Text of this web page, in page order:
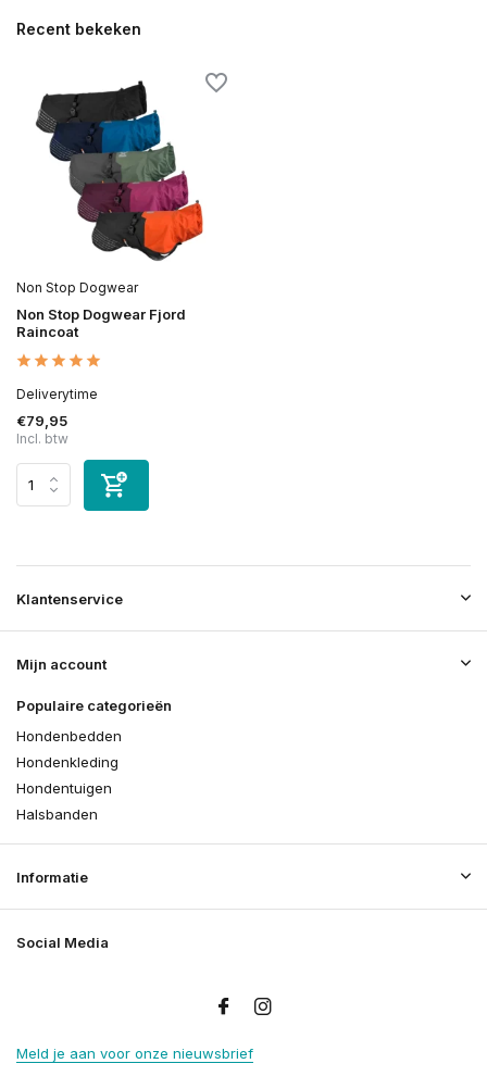
Recent bekeken
Non Stop Dogwear
Non Stop Dogwear Fjord
Raincoat
Deliverytime
€79,95
Incl. btw
Klantenservice
Mijn account
Populaire categorieën
Hondenbedden
Hondenkleding
Hondentuigen
Halsbanden
Informatie
Social Media
Meld je aan voor onze nieuwsbrief